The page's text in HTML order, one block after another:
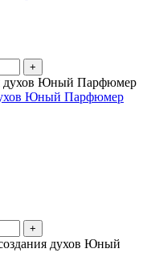
+
Юный Парфюмер
+